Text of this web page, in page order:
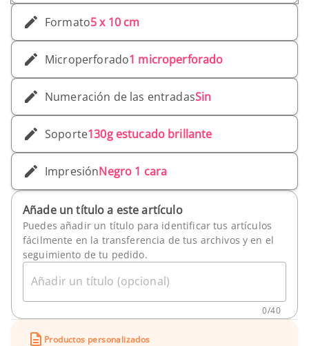
Formato5 x 10 cm
Microperforado1 microperforado
Numeración de las entradasSin
Soporte130g estucado brillante
ImpresiónNegro 1 cara
Añade un título a este artículo
Puedes añadir un título para identificar tus artículos
fácilmente en la transferencia de tus archivos y en el
seguimiento de tu pedido.
Añadir un título (opcional)
0/40
Productos personalizados